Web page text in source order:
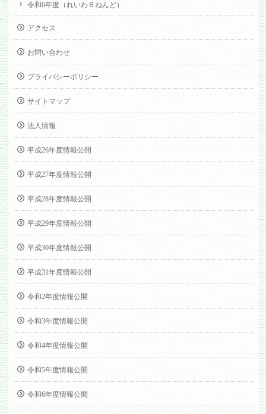
令和6年度（れいわ６ねんど）
アクセス
お問い合わせ
プライバシーポリシー
サイトマップ
法人情報
平成26年度情報公開
平成27年度情報公開
平成28年度情報公開
平成29年度情報公開
平成30年度情報公開
平成31年度情報公開
令和2年度情報公開
令和3年度情報公開
令和4年度情報公開
令和5年度情報公開
令和6年度情報公開